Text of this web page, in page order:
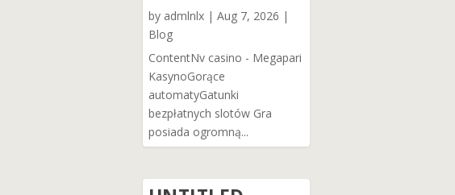
by admlnlx| Aug 7, 2026 |
Blog
ContentNv casino - Megapari
KasynoGorące
automatyGatunki
bezpłatnych slotów Gra
posiada ogromną...